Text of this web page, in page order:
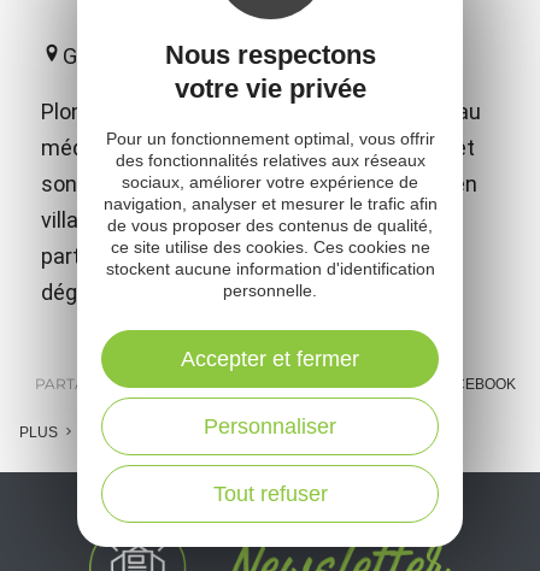
Gissac
Plongez dans l'histoire en visitant ce château
médiéval dominant le Rougier de Camarès et
son paysage atypique. Découvrez son ancien
village écomusée et vivez un moment de
partage authentique en famille (Jeux et
déguisements pour petits et grands)
PARTAGER : E-MAIL MESSENGER FACEBOOK
PLUS
Nous respectons
votre vie privée
Pour un fonctionnement optimal, vous offrir
des fonctionnalités relatives aux réseaux
sociaux, améliorer votre expérience de
navigation, analyser et mesurer le trafic afin
de vous proposer des contenus de qualité,
ce site utilise des cookies. Ces cookies ne
stockent aucune information d'identification
personnelle.
Tout refuser
Personnaliser
Accepter et fermer